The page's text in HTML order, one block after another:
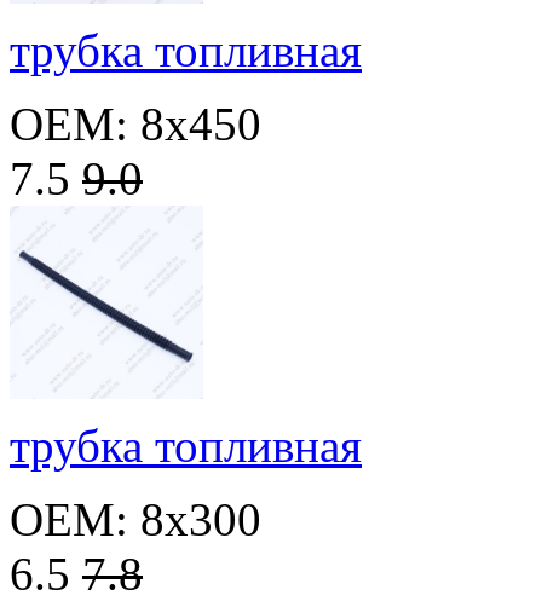
трубка топливная
OEM: 8x450
7.5 9.0
трубка топливная
OEM: 8x300
6.5 7.8